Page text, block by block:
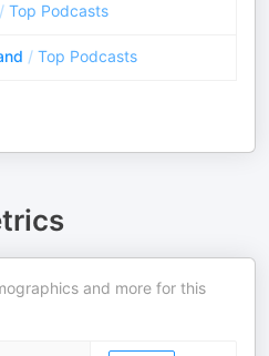
/ Top Podcasts
/ Top Podcasts
and more for this